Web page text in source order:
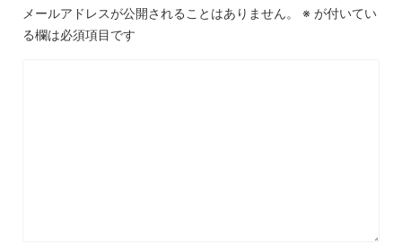
メールアドレスが公開されることはありません。 ※ が付いてい
る欄は必須項目です